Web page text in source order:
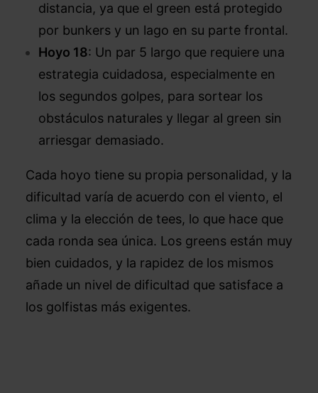
distancia, ya que el green está protegido
por bunkers y un lago en su parte frontal.
Hoyo 18: Un par 5 largo que requiere una
estrategia cuidadosa, especialmente en
los segundos golpes, para sortear los
obstáculos naturales y llegar al green sin
arriesgar demasiado.
Cada hoyo tiene su propia personalidad, y la
dificultad varía de acuerdo con el viento, el
clima y la elección de tees, lo que hace que
cada ronda sea única. Los greens están muy
bien cuidados, y la rapidez de los mismos
añade un nivel de dificultad que satisface a
los golfistas más exigentes.